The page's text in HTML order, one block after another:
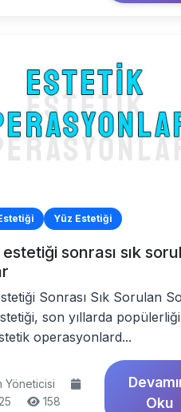
Yüz Estetiği
sonrası sık
Sonrası Sık Sorulan
son yıllarda popülerliği
operasyonlard...
Yöneticisi
158
Oku